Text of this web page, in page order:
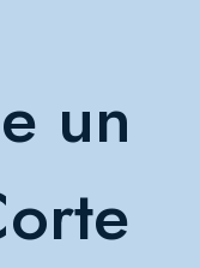
un